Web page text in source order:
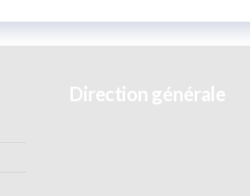
Direction générale